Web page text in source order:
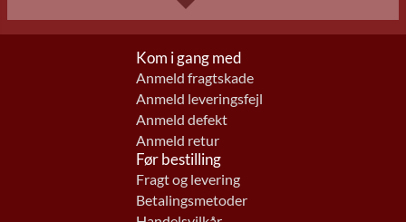
Kom i gang med
Anmeld fragtskade
Anmeld leveringsfejl
Anmeld defekt
Anmeld retur
Før bestilling
Fragt og levering
Betalingsmetoder